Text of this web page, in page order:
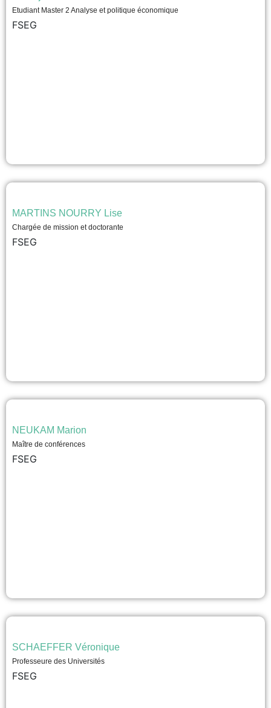
Etudiant Master 2 Analyse et politique économique
FSEG
MARTINS NOURRY Lise
Chargée de mission et doctorante
FSEG
NEUKAM Marion
Maître de conférences
FSEG
SCHAEFFER Véronique
Professeure des Universités
FSEG